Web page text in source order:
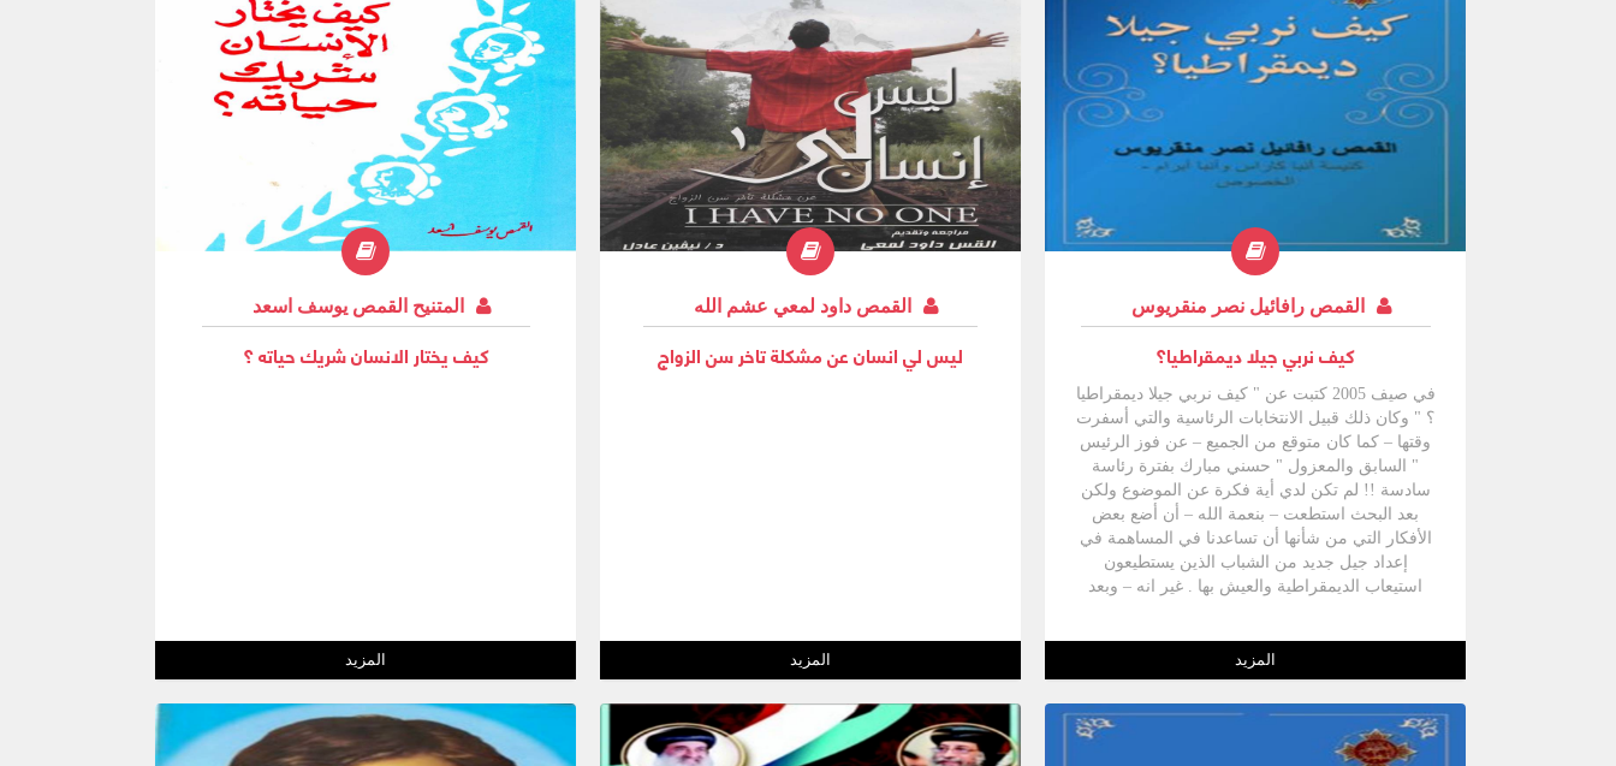
هذا المجال حتى تغطي احتياجات كل فرد في الأسرة
المسيحية . * إن هذه السلسلة من الكتب هي ثمرة
لقراءة العديد من الكتب والعديد من الخبرات
المكتسبة سواء في الخدمة أو المجلس الإكليريكي .
القمص رافائيل نصر منقريوس
كيف نربي جيلا ديمقراطيا؟
في صيف 2005 كتبت عن " كيف نربي جيلا ديمقراطيا
؟ " وكان ذلك قبيل الانتخابات الرئاسية والتي أسفرت
وقتها – كما كان متوقع من الجميع – عن فوز الرئيس
" السابق والمعزول " حسني مبارك بفترة رئاسة
سادسة !! لم تكن لدي أية فكرة عن الموضوع ولكن
بعد البحث استطعت – بنعمة الله – أن أضع بعض
الأفكار التي من شأنها أن تساعدنا في المساهمة في
إعداد جيل جديد من الشباب الذين يستطيعون
استيعاب الديمقراطية والعيش بها . غير انه – وبعد
2011 أي قبل الانتهاء من فترة الرئاسة السادسة
والتي انتهت بعزل الرئيس حسني مبارك وسقوط
الحزب الوطني الديمقراطي وتقديم العديد من رموز
الحكم الفاسدين إلي المحاكمة . امسك المجلس
الأعلى للقوات المسلحة بزمام الأمور ونحن الآن علي
المزيد
القمص داود لمعي عشم الله
ليس لي انسان عن مشكلة تاخر سن الزواج
المزيد
المتنيح القمص يوسف اسعد
كيف يختار الانسان شريك حياته ؟
المزيد